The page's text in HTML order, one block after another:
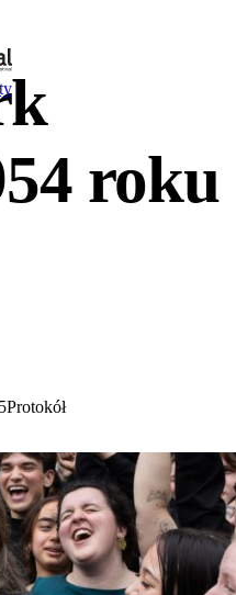
roku
Protokół